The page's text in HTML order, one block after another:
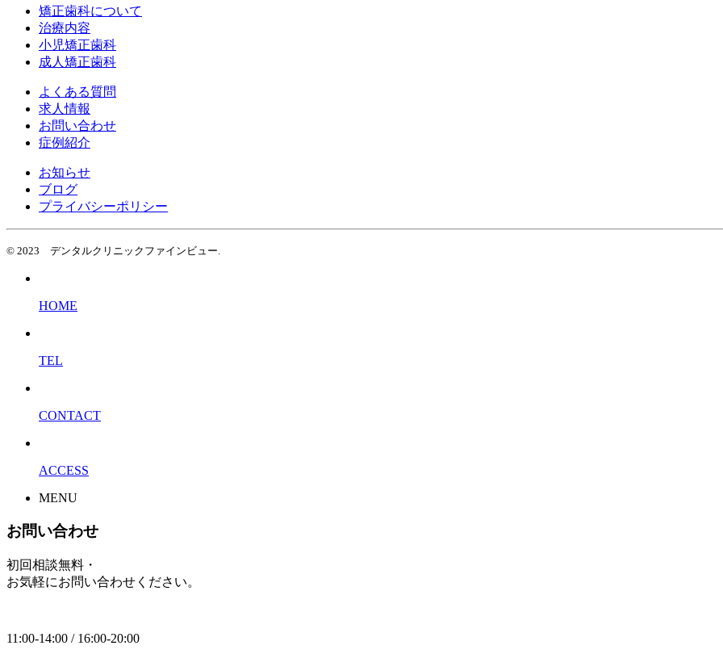
矯正歯科について
治療内容
小児矯正歯科
成人矯正歯科
よくある質問
求人情報
お問い合わせ
症例紹介
お知らせ
ブログ
プライバシーポリシー
© 2023 デンタルクリニックファインビュー.
HOME
TEL
CONTACT
ACCESS
MENU
お問い合わせ
初回相談無料・
お気軽にお問い合わせください。
11:00-14:00 / 16:00-20:00